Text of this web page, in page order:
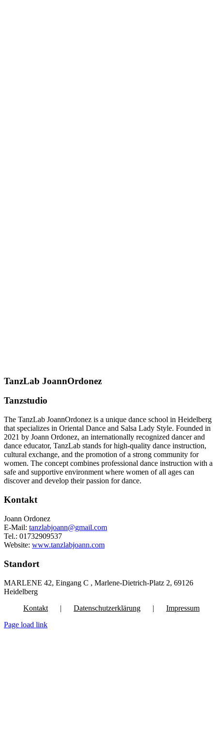
TanzLab JoannOrdonez
Tanzstudio
The TanzLab JoannOrdonez is a unique dance school in Heidelberg
that specializes in Oriental Dance and Salsa Lady Style. Founded in
2021 by Joann Ordonez, an internationally recognized dancer and
dance educator, TanzLab stands for high-quality dance instruction,
cultural exchange, and the promotion of a strong community for
women. The concept combines professional dance instruction with a
safe and supportive environment where women of all ages can
discover and develop their passion for dance.
Kontakt
Joann Ordonez
E-Mail: tanzlabjoann@gmail.com
Tel.: 01732909537
Website: www.tanzlabjoann.com
Standort
MARLENE 42, Eingang C , Marlene-Dietrich-Platz 2, 69126
Heidelberg
Kontakt
Datenschutzerklärung
Impressum
Page load link